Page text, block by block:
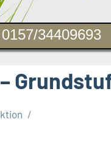
34409693